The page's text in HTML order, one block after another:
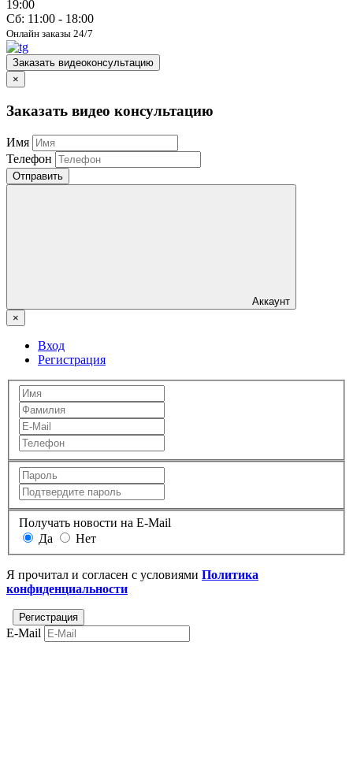
19:00
Сб: 11:00 - 18:00
Онлайн заказы 24/7
Заказать видеоконсультацию
×
Заказать видео консультацию
Имя
Телефон
Отправить
Аккаунт
×
Вход
Регистрация
Получать новости на E-Mail
Да
Нет
Я прочитал и согласен с условиями Политика
конфиденциальности
E-Mail